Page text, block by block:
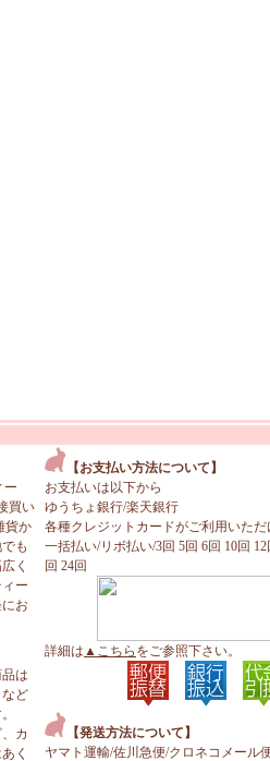
ー
買い
貨か
も
く
ー
お
は
ど
カ
く
【お支払い方法について】
お支払いは以下から
ゆうちょ銀行/楽天銀行
各種クレジットカードがご利用いただ
一括払い/リボ払い/3回 5回 6回 10回 12
回 24回
詳細は ▲こちら をご参照下さい。
【発送方法について】
ヤマト運輸/佐川急便/クロネコメール